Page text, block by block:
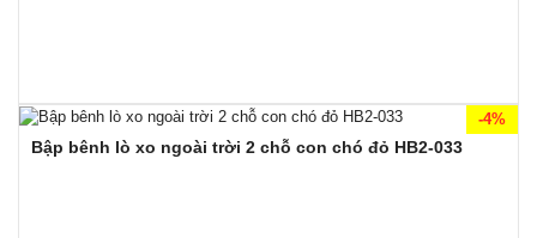
-4%
Bập bênh lò xo ngoài trời 2 chỗ con chó đỏ HB2-033